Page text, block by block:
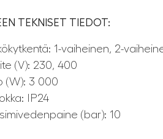
TEKNISET TIEDOT:
1-vaiheinen, 2-
(V): 230, 400
(W): 3 000
IP24
(bar): 10